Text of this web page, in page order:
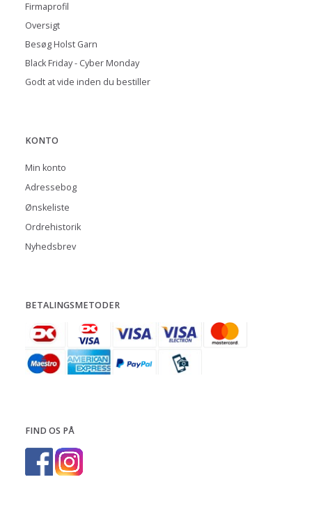
Firmaprofil
Oversigt
Besøg Holst Garn
Black Friday - Cyber Monday
Godt at vide inden du bestiller
KONTO
Min konto
Adressebog
Ønskeliste
Ordrehistorik
Nyhedsbrev
BETALINGSMETODER
FIND OS PÅ